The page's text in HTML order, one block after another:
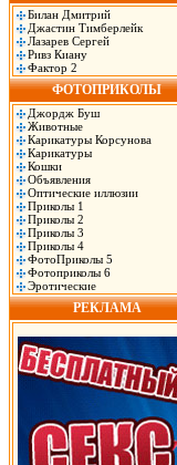
Билан Дмитрий
Джастин Тимберлейк
Лазарев Сергей
Ривз Киану
Фактор 2
ФОТОПРИКОЛЫ
Джордж Буш
Животные
Карикатуры Корсунова
Карикатуры
Кошки
Объявления
Оптические иллюзии
Приколы 1
Приколы 2
Приколы 3
Приколы 4
ФотоПриколы 5
Фотоприколы 6
Эротические
РЕКЛАМА